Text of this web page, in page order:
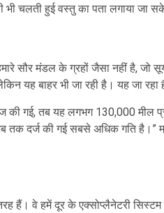
चलती हुई वस्तु का पता लगाया जा
सौर मंडल के ग्रहों जैसा नहीं है, जो
यह बाहर भी जा रही है। यह जा
गई, तब यह लगभग 130,000 मील
दर्ज की गई सबसे अधिक गति है।”
हैं। वे हमें दूर के एक्सोप्लैनेटरी